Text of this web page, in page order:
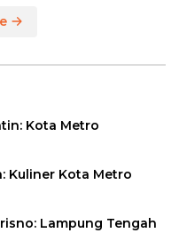
Kota Metro
Kuliner Kota Metro
Lampung Tengah